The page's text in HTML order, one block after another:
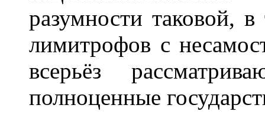
разумности таковой,
лимитрофов с
всерьёз
полноценные